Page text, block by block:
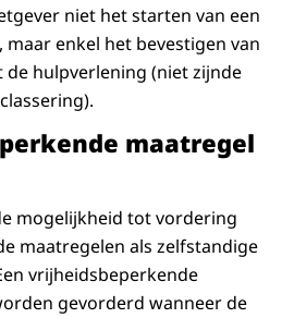
niet het starten van een
enkel het bevestigen van
hulpverlening (niet zijnde
maatregel
mogelijkheid tot vordering
maatregelen als zelfstandige
vrijheidsbeperkende
gevorderd wanneer de